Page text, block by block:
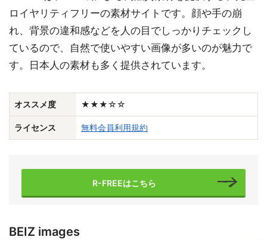
ロイヤリティフリーの素材サイトです。顔や手の崩
れ、背景の違和感などを人の目でしっかりチェックし
ているので、自然で使いやすい画像が多いのが魅力で
す。日本人の素材も多く提供されています。
オススメ度 ★★★☆☆
ライセンス 無料会員利用規約
R-FREEはこちら
BEIZ images